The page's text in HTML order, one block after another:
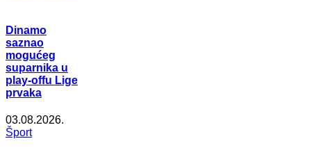
Dinamo
saznao
mogućeg
suparnika u
play-offu Lige
prvaka
03.08.2026.
Šport